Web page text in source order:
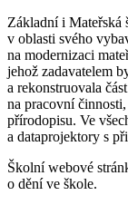
Základní i Mateřská
v oblasti svého
na modernizaci
jehož zadavatelem
a rekonstruovala
na pracovní
přírodopisu. Ve
a dataprojektory s
Školní webové
o dění ve škole.